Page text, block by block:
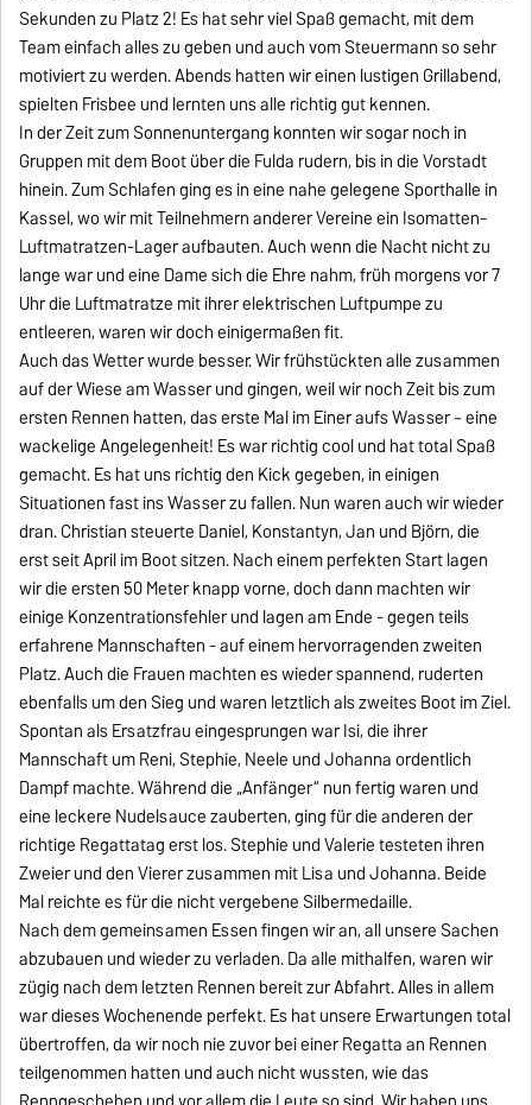
Sekunden zu Platz 2! Es hat sehr viel Spaß gemacht, mit dem
Team einfach alles zu geben und auch vom Steuermann so sehr
motiviert zu werden. Abends hatten wir einen lustigen Grillabend,
spielten Frisbee und lernten uns alle richtig gut kennen.
In der Zeit zum Sonnenuntergang konnten wir sogar noch in
Gruppen mit dem Boot über die Fulda rudern, bis in die Vorstadt
hinein. Zum Schlafen ging es in eine nahe gelegene Sporthalle in
Kassel, wo wir mit Teilnehmern anderer Vereine ein Isomatten-
Luftmatratzen-Lager aufbauten. Auch wenn die Nacht nicht zu
lange war und eine Dame sich die Ehre nahm, früh morgens vor 7
Uhr die Luftmatratze mit ihrer elektrischen Luftpumpe zu
entleeren, waren wir doch einigermaßen fit.
Auch das Wetter wurde besser. Wir frühstückten alle zusammen
auf der Wiese am Wasser und gingen, weil wir noch Zeit bis zum
ersten Rennen hatten, das erste Mal im Einer aufs Wasser – eine
wackelige Angelegenheit! Es war richtig cool und hat total Spaß
gemacht. Es hat uns richtig den Kick gegeben, in einigen
Situationen fast ins Wasser zu fallen. Nun waren auch wir wieder
dran. Christian steuerte Daniel, Konstantyn, Jan und Björn, die
erst seit April im Boot sitzen. Nach einem perfekten Start lagen
wir die ersten 50 Meter knapp vorne, doch dann machten wir
einige Konzentrationsfehler und lagen am Ende - gegen teils
erfahrene Mannschaften - auf einem hervorragenden zweiten
Platz. Auch die Frauen machten es wieder spannend, ruderten
ebenfalls um den Sieg und waren letztlich als zweites Boot im Ziel.
Spontan als Ersatzfrau eingesprungen war Isi, die ihrer
Mannschaft um Reni, Stephie, Neele und Johanna ordentlich
Dampf machte. Während die „Anfänger“ nun fertig waren und
eine leckere Nudelsauce zauberten, ging für die anderen der
richtige Regattatag erst los. Stephie und Valerie testeten ihren
Zweier und den Vierer zusammen mit Lisa und Johanna. Beide
Mal reichte es für die nicht vergebene Silbermedaille.
Nach dem gemeinsamen Essen fingen wir an, all unsere Sachen
abzubauen und wieder zu verladen. Da alle mithalfen, waren wir
zügig nach dem letzten Rennen bereit zur Abfahrt. Alles in allem
war dieses Wochenende perfekt. Es hat unsere Erwartungen total
übertroffen, da wir noch nie zuvor bei einer Regatta an Rennen
teilgenommen hatten und auch nicht wussten, wie das